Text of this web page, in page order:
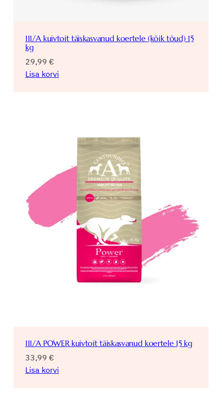
111/A kuivtoit täiskasvanud koertele (kõik tõud) 15
kg
29,99 €
Lisa korvi
111/A POWER kuivtoit täiskasvanud koertele 15 kg
33,99 €
Lisa korvi